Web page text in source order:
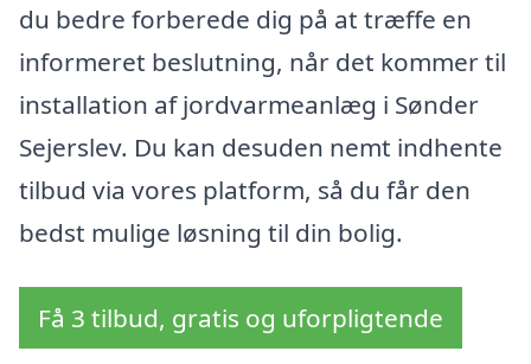
du bedre forberede dig på at træffe en
informeret beslutning, når det kommer til
installation af jordvarmeanlæg i Sønder
Sejerslev. Du kan desuden nemt indhente
tilbud via vores platform, så du får den
bedst mulige løsning til din bolig.
Få 3 tilbud, gratis og uforpligtende